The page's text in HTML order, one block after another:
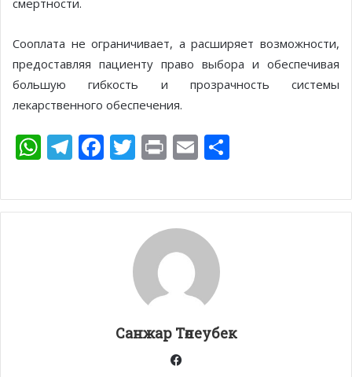
Сооплата не ограничивает, а расширяет возможности,
предоставляя пациенту право выбора и обеспечивая
большую гибкость и прозрачность системы
лекарственного обеспечения.
W
at
s
T
e
gr
F
e
b
T
itt
er
Pr
t
E
ai
l
п
р
т
ь
Санжар Төлеубек
Facebook